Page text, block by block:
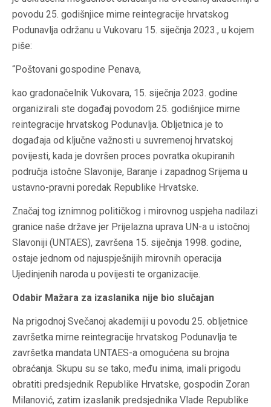
povodu 25. godišnjice mirne reintegracije hrvatskog
Podunavlja održanu u Vukovaru 15. siječnja 2023., u kojem
piše:
“Poštovani gospodine Penava,
kao gradonačelnik Vukovara, 15. siječnja 2023. godine
organizirali ste događaj povodom 25. godišnjice mirne
reintegracije hrvatskog Podunavlja. Obljetnica je to
događaja od ključne važnosti u suvremenoj hrvatskoj
povijesti, kada je dovršen proces povratka okupiranih
područja istočne Slavonije, Baranje i zapadnog Srijema u
ustavno-pravni poredak Republike Hrvatske.
Značaj tog iznimnog političkog i mirovnog uspjeha nadilazi
granice naše države jer Prijelazna uprava UN-a u istočnoj
Slavoniji (UNTAES), završena 15. siječnja 1998. godine,
ostaje jednom od najuspješnijih mirovnih operacija
Ujedinjenih naroda u povijesti te organizacije.
Odabir Mažara za izaslanika nije bio slučajan
Na prigodnoj Svečanoj akademiji u povodu 25. obljetnice
završetka mirne reintegracije hrvatskog Podunavlja te
završetka mandata UNTAES-a omogućena su brojna
obraćanja. Skupu su se tako, među inima, imali prigodu
obratiti predsjednik Republike Hrvatske, gospodin Zoran
Milanović, zatim izaslanik predsjednika Vlade Republike